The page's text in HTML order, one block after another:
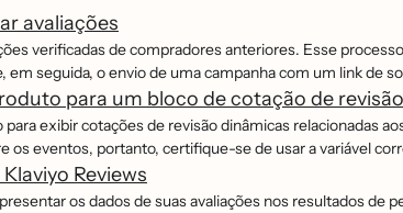
avaliações
verificadas de compradores anteriores. Esse
seguida, o envio de uma campanha com um link de
para um bloco de cotação de
exibir cotações de revisão dinâmicas relacionadas
os eventos, portanto, certifique-se de usar a variável
Reviews
os dados de suas avaliações nos resultados de